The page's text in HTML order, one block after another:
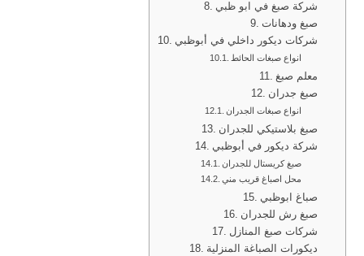
شركة صبغ في ابو ظبي
صبغ ودهانات
شركات ديكور داخلي في أبوظبي
انواع صبغات الحائط
معلم صبغ
صبغ جدران
انواع صبغات الجدران
صبغ بلاستيكي للجدران
شركة ديكور في أبوظبي
صبغ كريستال للجدران
محل اصباغ قريب مني
صباغ ابوظبي
صبغ رش للجدران
شركات صبغ المنازل
ديكورات الصباغة المنزلية